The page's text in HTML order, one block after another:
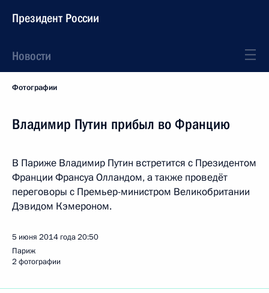
Президент России
Новости
Фотографии
Владимир Путин прибыл во Францию
В Париже Владимир Путин встретится с Президентом
Франции Франсуа Олландом, а также проведёт
переговоры с Премьер-министром Великобритании
Дэвидом Кэмероном.
5 июня 2014 года20:50
Париж
2 фотографии